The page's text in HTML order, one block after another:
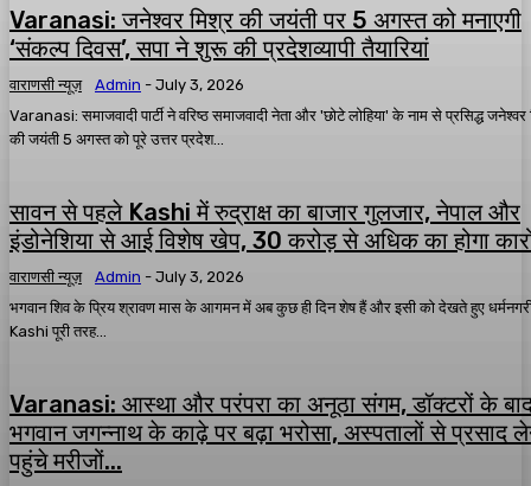
Varanasi: जनेश्वर मिश्र की जयंती पर 5 अगस्त को मनाएगी
‘संकल्प दिवस’, सपा ने शुरू की प्रदेशव्यापी तैयारियां
वाराणसी न्यूज़ Admin - July 3, 2026
Varanasi: समाजवादी पार्टी ने वरिष्ठ समाजवादी नेता और 'छोटे लोहिया' के नाम से प्रसिद्ध जनेश्वर
की जयंती 5 अगस्त को पूरे उत्तर प्रदेश...
सावन से पहले Kashi में रुद्राक्ष का बाजार गुलजार, नेपाल और
इंडोनेशिया से आई विशेष खेप, 30 करोड़ से अधिक का होगा
वाराणसी न्यूज़ Admin - July 3, 2026
भगवान शिव के प्रिय श्रावण मास के आगमन में अब कुछ ही दिन शेष हैं और इसी को देखते हुए
Kashi पूरी तरह...
Varanasi: आस्था और परंपरा का अनूठा संगम, डॉक्टरों के
भगवान जगन्नाथ के काढ़े पर बढ़ा भरोसा, अस्पतालों से प्रसाद
पहुंचे मरीजों...